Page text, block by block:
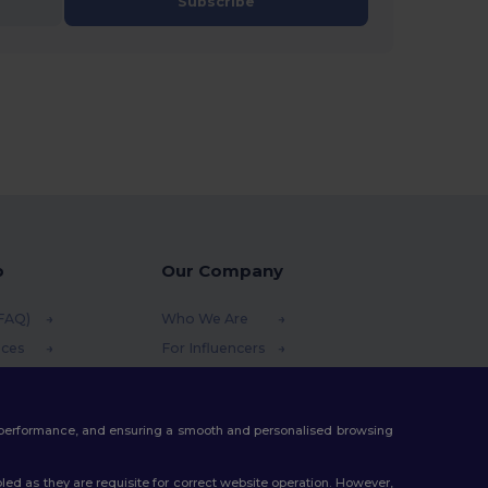
Our Company
Who We Are
For Influencers
and ensuring a smooth and personalised browsing
as they are requisite for correct website operation. However,